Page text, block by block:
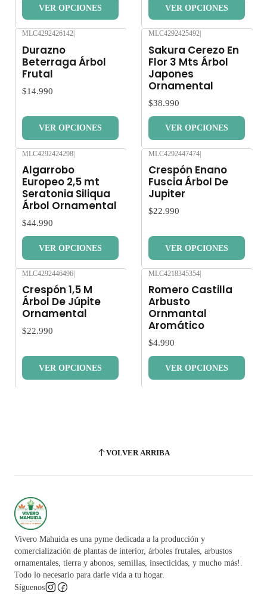
VER OPCIONES VER OPCIONES
MLC4292426142
Durazno
Beterraga Árbol
Frutal
$14.990
VER OPCIONES
MLC4292425492
Sakura Cerezo En
Flor 3 Mts Árbol
Japones
Ornamental
$38.990
VER OPCIONES
MLC4292424298|
Algarrobo
Europeo 2,5 mt
Seratonia Siliqua
Árbol Ornamental
$44.990
VER OPCIONES
MLC4292447474|
Crespón Enano
Fuscia Árbol De
Jupiter
$22.990
VER OPCIONES
MLC4292446496
Crespón 1,5 M
Árbol De Júpite
Ornamental
$22.990
VER OPCIONES
MLC4218345354
Romero Castilla
Arbusto
Ornmantal
Aromático
$4.990
VER OPCIONES
VOLVER ARRIBA
Vivero Mahuida es una pyme dedicada a la producción y
comercialización de plantas de interior, árboles frutales, arbustos
ornamentales, tierra y abonos, semillas, insecticidas, y mucho más!.
Todo lo necesario para darle vida a tu hogar.
Síguenos